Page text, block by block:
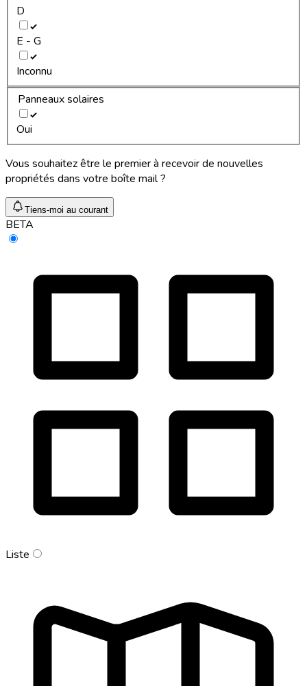
D
E - G
Inconnu
Panneaux solaires
Oui
Vous souhaitez être le premier à recevoir de nouvelles
propriétés dans votre boîte mail ?
Tiens-moi au courant
BETA
Liste